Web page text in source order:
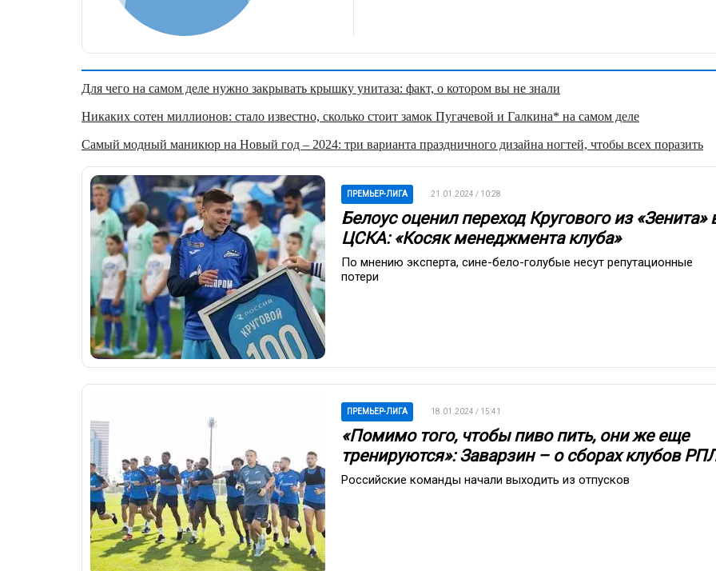
Для чего на самом деле нужно закрывать крышку унитаза: факт, о котором вы не знали
Никаких сотен миллионов: стало известно, сколько стоит замок Пугачевой и Галкина* на самом деле
Самый модный маникюр на Новый год – 2024: три варианта праздничного дизайна ногтей, чтобы всех поразить
ПРЕМЬЕР-ЛИГА 21.01.2024 / 10:28
Белоус оценил переход Кругового из «Зенита»
ЦСКА: «Косяк менеджмента клуба»
По мнению эксперта, сине-бело-голубые несут репутационные
потери
ПРЕМЬЕР-ЛИГА 18.01.2024 / 15:41
«Помимо того, чтобы пиво пить, они же еще
тренируются»: Заварзин – о сборах клубов
Российские команды начали выходить из отпусков